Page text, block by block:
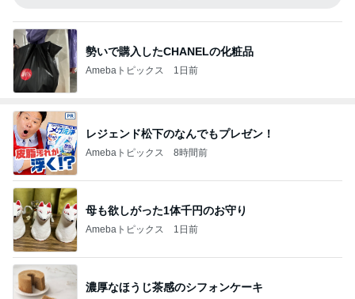
勢いで購入したCHANELの化粧品
Amebaトピックス 1日前
レジェンド松下のなんでもプレゼン！
Amebaトピックス 8時間前
母も欲しがった1体千円のお守り
Amebaトピックス 1日前
濃厚なほうじ茶感のシフォンケーキ